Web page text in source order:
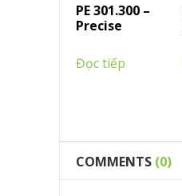
PE 301.300 –
Precise
Đọc tiếp
COMMENTS (0)